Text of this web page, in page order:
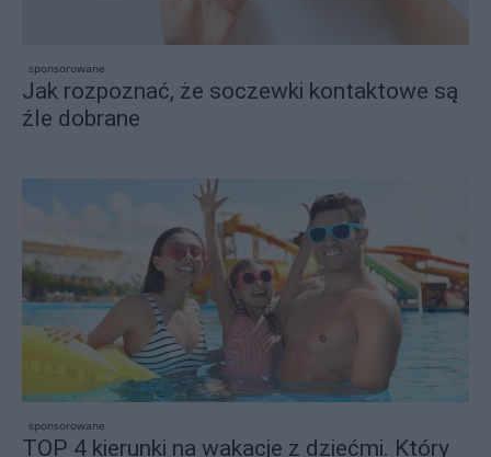
sponsorowane
Jak rozpoznać, że soczewki kontaktowe są
źle dobrane
sponsorowane
TOP 4 kierunki na wakacje z dziećmi. Który